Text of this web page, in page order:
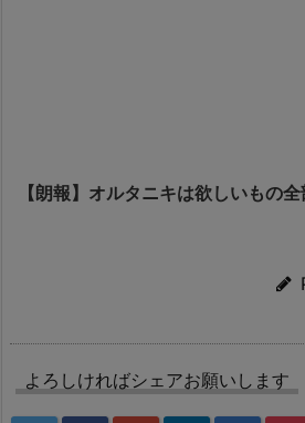
【朗報】オルタニキは欲しいもの
よろしければシェアお願いします